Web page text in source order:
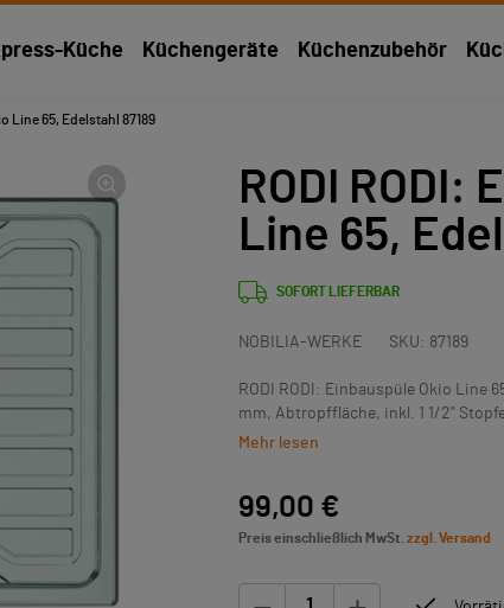
Küche Küchengeräte Küchenzubehör
Line 65, Edelstahl 87189
RODI RODI:
Line 65,
SOFORT LIEFERBAR
NOBILIA-WERKE SKU: 87189
RODI RODI: Einbauspüle Okio Line
mm, Abtropffläche, inkl. 1 1/2"
Mehr lesen
99,00 €
Preis einschließlich MwSt. zzgl. Versand